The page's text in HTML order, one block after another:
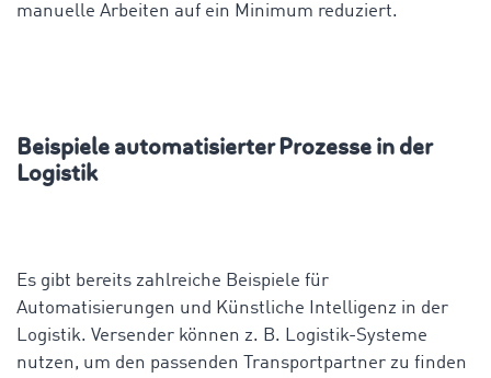
manuelle Arbeiten auf ein Minimum reduziert.
Beispiele automatisierter Prozesse in der
Logistik
Es gibt bereits zahlreiche Beispiele für
Automatisierungen und Künstliche Intelligenz in der
Logistik. Versender können z. B. Logistik-Systeme
nutzen, um den passenden Transportpartner zu finden